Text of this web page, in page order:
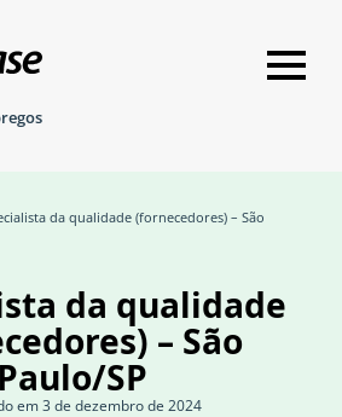
da qualidade (fornecedores) – São
da qualidade
– São
Paulo/SP
em 3 de dezembro de 2024